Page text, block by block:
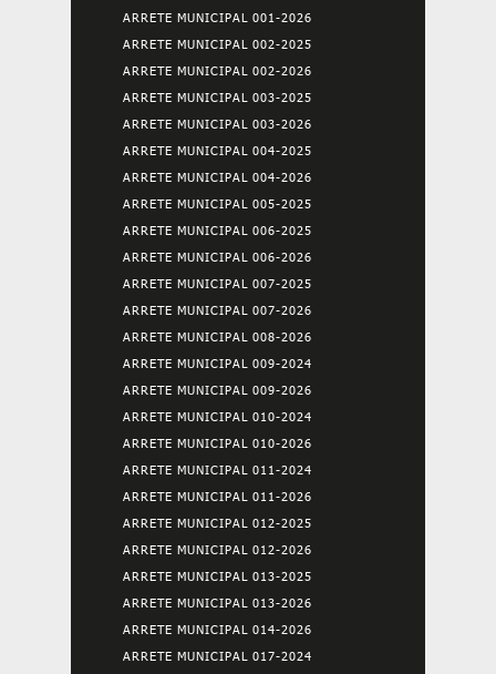
ARRETE MUNICIPAL 001-2026
ARRETE MUNICIPAL 002-2025
ARRETE MUNICIPAL 002-2026
ARRETE MUNICIPAL 003-2025
ARRETE MUNICIPAL 003-2026
ARRETE MUNICIPAL 004-2025
ARRETE MUNICIPAL 004-2026
ARRETE MUNICIPAL 005-2025
ARRETE MUNICIPAL 006-2025
ARRETE MUNICIPAL 006-2026
ARRETE MUNICIPAL 007-2025
ARRETE MUNICIPAL 007-2026
ARRETE MUNICIPAL 008-2026
ARRETE MUNICIPAL 009-2024
ARRETE MUNICIPAL 009-2026
ARRETE MUNICIPAL 010-2024
ARRETE MUNICIPAL 010-2026
ARRETE MUNICIPAL 011-2024
ARRETE MUNICIPAL 011-2026
ARRETE MUNICIPAL 012-2025
ARRETE MUNICIPAL 012-2026
ARRETE MUNICIPAL 013-2025
ARRETE MUNICIPAL 013-2026
ARRETE MUNICIPAL 014-2026
ARRETE MUNICIPAL 017-2024